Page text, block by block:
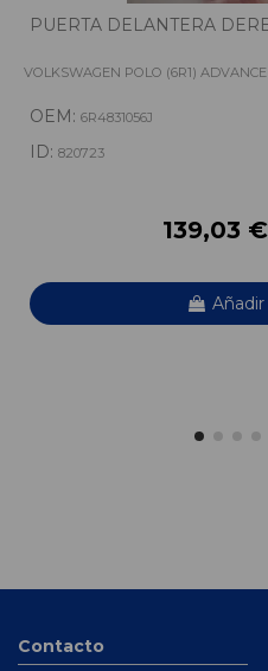
PUERTA DELANTERA
VOLKSWAGEN POLO (6R1) ADVANCE
OEM: 6R4831056J
ID: 820723
139,03
Contacto